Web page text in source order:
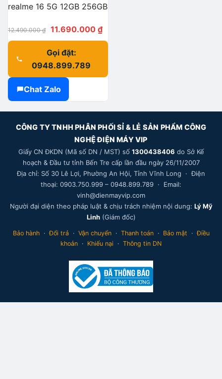
realme 16 5G 12GB 256GB
12.490.000₫
Giá
gốc
là:
12.490.000 ₫.
11.690.000 ₫Giá
hiện
11.690.000 ₫.
Gọi đặt:
0948.899.789
Chat Zalo
CÔNG TY TNHH PHÂN PHỐI SỈ & LẺ SẢN PHẨM CÔNG
NGHỆ ĐIỆN MÁY VIP
Giấy CN ĐKDN (Mã số DN / MST) số 1300438406 do Sở Kế
hoạch & Đầu tư tỉnh Bến Tre cấp lần đầu ngày 26/11/2007
Địa chỉ: Số 30 Lê Lợi, Phường An Hội, Tỉnh Vĩnh Long · Điện
thoại: 0903.750.999 – 0948.899.789 · Email:
vinh@dienmayvip.com
Người đại diện theo pháp luật & chịu trách nhiệm nội dung: Lý Mỹ
Linh(Giám đốc)
Bảo hành·Đổi trả · Vận chuyển· Thanh toán· Bảo mật ·Điều
khoản · Khiếu nại · Thông tin DN